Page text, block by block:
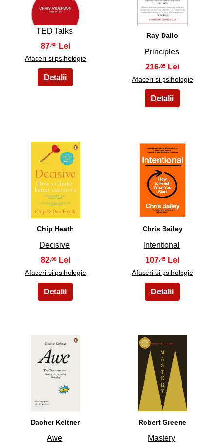
TED Talks
87,65
Afaceri si psihologie
Ray Dalio
Principles
216 ,85
Afaceri si psihologie
9
Chip Heath
Decisive
82 ,00
Afaceri si psihologie
10
Chris Bailey
Intentional
107 ,45
Afaceri si psihologie
11
Dacher Keltner
Awe
12
Robert Greene
Mastery